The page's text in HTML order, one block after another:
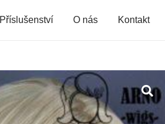
Příslušenství O nás Kontakt